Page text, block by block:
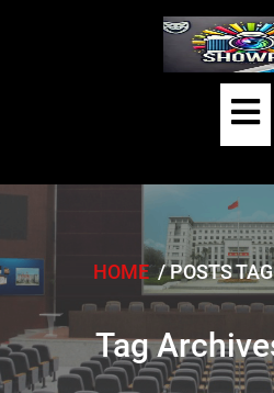
HOME/POSTS
Tag